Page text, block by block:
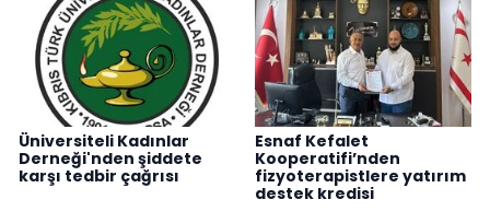
Üniversiteli Kadınlar
Derneği'nden şiddete
karşı tedbir çağrısı
Esnaf Kefalet
Kooperatifi’nden
fizyoterapistlere yatırım
destek kredisi